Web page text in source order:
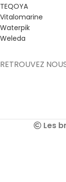
TEQOYA
Vitalomarine
Waterpik
Weleda
RETROUVEZ
Les